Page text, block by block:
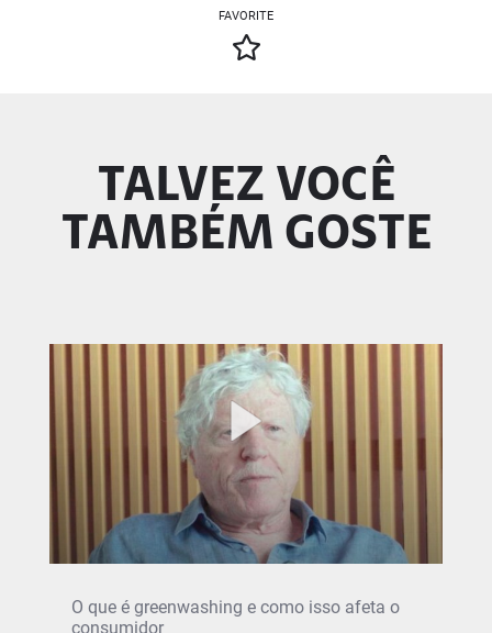
FAVORITE
TALVEZ VOCÊ
TAMBÉM GOSTE
O que é greenwashing e como isso afeta o
consumidor